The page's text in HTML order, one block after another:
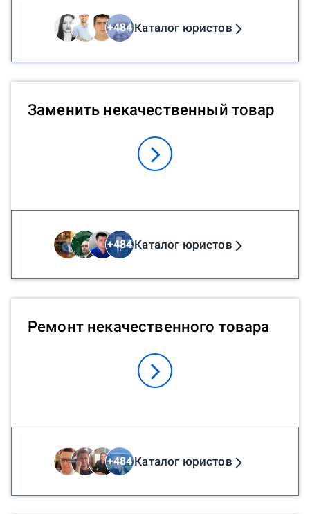
+484Каталог юристов
Заменить некачественный товар
+484Каталог юристов
Ремонт некачественного товара
+484Каталог юристов